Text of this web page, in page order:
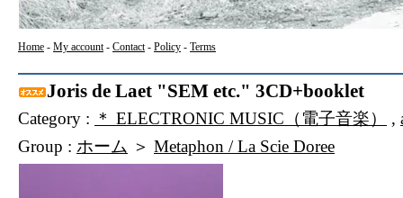
Home - My account- Contact- Policy - Terms
Joris de Laet "SEM etc." 3CD+booklet
Category : ＊ ELECTRONIC MUSIC（電子音楽） ,
Group : ホーム ＞ Metaphon / La Scie Doree